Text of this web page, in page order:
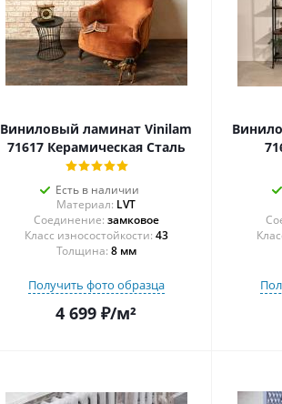
Виниловый ламинат Vinilam
71617 Керамическая Сталь
Есть в наличии
Материал: LVT
Соединение: замковое
43
Толщина: 8 мм
Получить фото образца
4 699 ₽/м²